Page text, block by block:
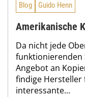
Blog Guido Henn
Amerikanische
Da nicht jede
funktionierenden
Angebot an
findige
interessante...